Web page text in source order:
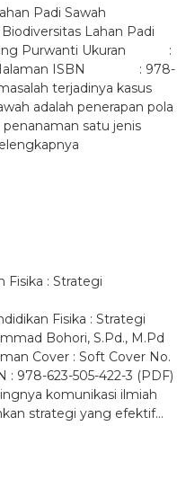
Padi Sawah
Lahan Padi
Purwanti Ukuran :
ISBN : 978-
terjadinya kasus
adalah penerapan pola
satu jenis
Fisika : Strategi
Fisika : Strategi
Bohori, S.Pd., M.Pd
Cover : Soft Cover No.
: 978-623-505-422-3 (PDF)
komunikasi ilmiah
strategi yang efektif…